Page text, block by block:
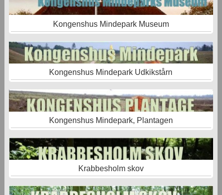
Kongenshus Mindepark Museum
Kongenshus Mindepark Udkikstårn
Kongenshus Mindepark, Plantagen
Krabbesholm skov